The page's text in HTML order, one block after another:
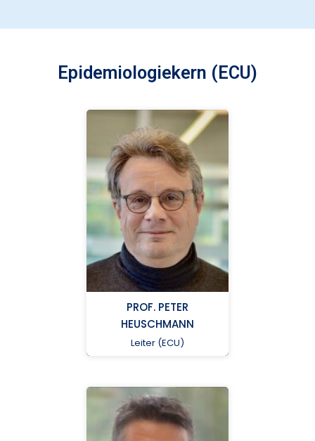
nukleus-
dima@charite.de
+ 49 30 450 553 738
Charité –
Universitätsmedizin
Berlin
Epidemiologiekern (ECU)
PROF. PETER
HEUSCHMANN
Leiter (ECU)